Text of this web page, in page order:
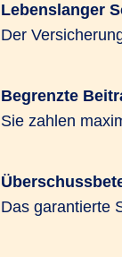
Lebenslanger
Der
Begrenzte
Sie zahlen
Das garantierte